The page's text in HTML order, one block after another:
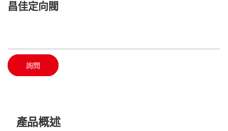
昌佳定向閥
詢問
產品概述